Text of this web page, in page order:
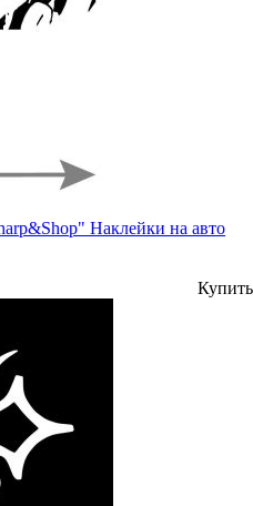
Наклейки на авто
Купить